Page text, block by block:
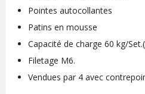
Pointes autocollantes
Patins en mousse
Capacité de charge 60 kg/
Filetage M6.
Vendues par 4 avec